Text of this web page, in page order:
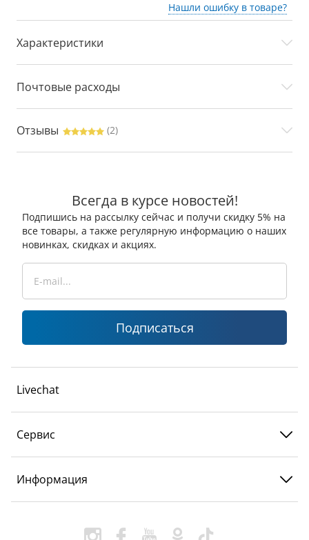
Нашли ошибку в товаре?
Характеристики
Почтовые расходы
Отзывы (2)
Всегда в курсе новостей!
Подпишись на рассылку сейчас и получи скидку 5% на
все товары, а также регулярную информацию о наших
новинках, скидках и акциях.
Подписаться
Livechat
Сервис
Информация